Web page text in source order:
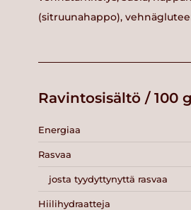
(sitruunahappo),
Ravintosisältö / 100 g
Energiaa
Rasvaa
josta tyydyttynyttä rasvaa
Hiilihydraatteja